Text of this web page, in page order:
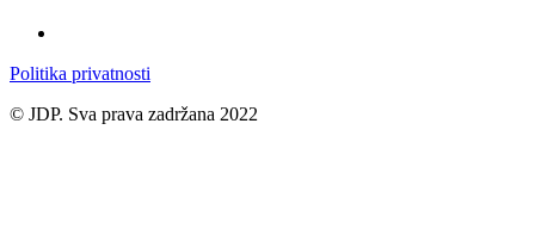
Politika privatnosti
© JDP. Sva prava zadržana 2022